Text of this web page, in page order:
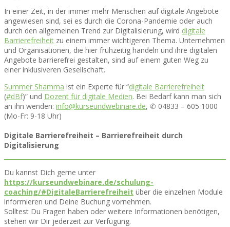
In einer Zeit, in der immer mehr Menschen auf digitale Angebote
angewiesen sind, sei es durch die Corona-Pandemie oder auch
durch den allgemeinen Trend zur Digitalisierung, wird digitale
Barrierefreiheit zu einem immer wichtigeren Thema. Unternehmen
und Organisationen, die hier frühzeitig handeln und ihre digitalen
Angebote barrierefrei gestalten, sind auf einem guten Weg zu
einer inklusiveren Gesellschaft.
Summer Shamma ist ein Experte für “digitale Barrierefreiheit
(#dBf)” und Dozent für digitale Medien. Bei Bedarf kann man sich
an ihn wenden: info@kurseundwebinare.de, ✆ 04833 – 605 1000
(Mo-Fr: 9-18 Uhr)
Digitale Barrierefreiheit – Barrierefreiheit durch
Digitalisierung
Du kannst Dich gerne unter
https://kurseundwebinare.de/schulung-
coaching/#DigitaleBarrierefreiheit über die einzelnen Module
informieren und Deine Buchung vornehmen.
Solltest Du Fragen haben oder weitere Informationen benötigen,
stehen wir Dir jederzeit zur Verfügung.